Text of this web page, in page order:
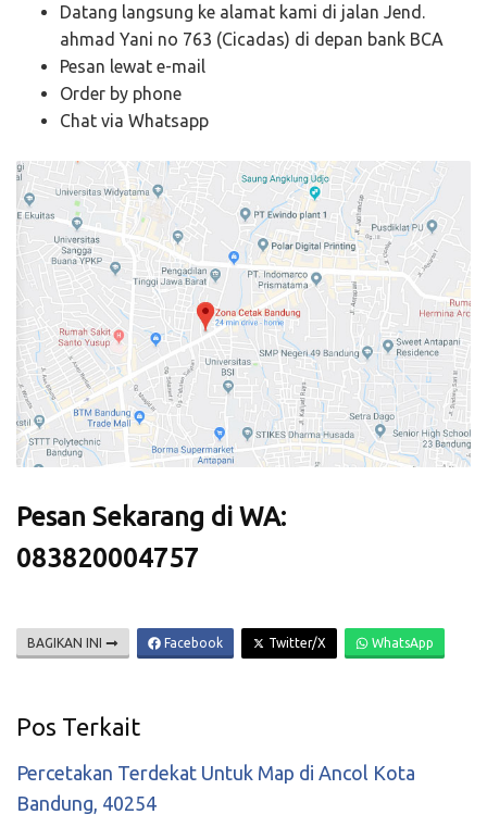
Datang langsung ke alamat kami di jalan Jend.
ahmad Yani no 763 (Cicadas) di depan bank BCA
Pesan lewat e-mail
Order by phone
Chat via Whatsapp
Pesan Sekarang di WA:
083820004757
BAGIKAN INI Facebook Twitter/X WhatsApp
Pos Terkait
Percetakan Terdekat Untuk Map di Ancol Kota
Bandung, 40254